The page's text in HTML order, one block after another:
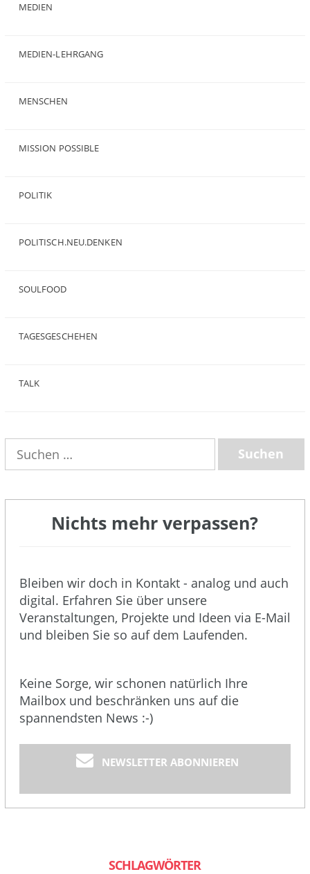
MEDIEN
MEDIEN-LEHRGANG
MENSCHEN
MISSION POSSIBLE
POLITIK
POLITISCH.NEU.DENKEN
SOULFOOD
TAGESGESCHEHEN
TALK
nach:
Nichts mehr verpassen?
Bleiben wir doch in Kontakt - analog und auch
digital. Erfahren Sie über unsere
Veranstaltungen, Projekte und Ideen via E-Mail
und bleiben Sie so auf dem Laufenden.
Keine Sorge, wir schonen natürlich Ihre
Mailbox und beschränken uns auf die
spannendsten News :-)
NEWSLETTER ABONNIEREN
SCHLAGWÖRTER